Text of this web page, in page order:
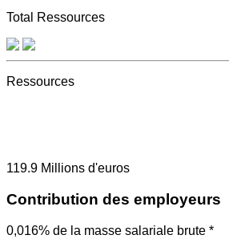
Total Ressources
Ressources
119.9 Millions d'euros
Contribution des employeurs
0,016% de la masse salariale brute *